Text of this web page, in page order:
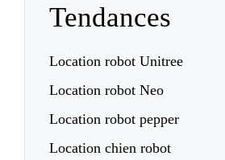
Tendances
Location robot Unitree
Location robot Neo
Location robot pepper
Location chien robot